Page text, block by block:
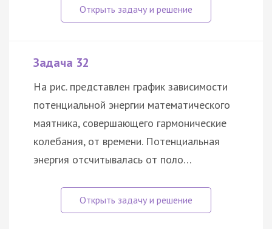
Задача 32
На рис. представлен график зависимости
потенциальной энергии математического
маятника, совершающего гармонические
колебания, от времени. Потенциальная
энергия отсчитывалась от поло…